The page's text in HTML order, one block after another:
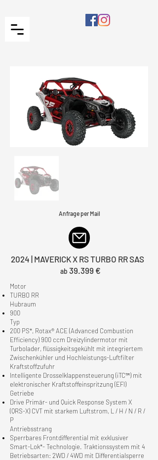
Anfrage per Mail
2024 | MAVERICK X RS TURBO RR SAS
ab 39.399 €
Motor
TURBO RR
Hubraum
900
Typ
200 PS*, Rotax® ACE (Advanced Combustion
Efficiency) 900 ccm Dreizylindermotor mit
Turbolader, flüssigkeitsgekühlt mit integriertem
Zwischenkühler und Hochleistungs-Luftfilter
Kraftstoffzufuhr
Intelligente Drosselklappensteuerung (iTC™) mit
elektronischer Kraftstoffeinspritzung (EFI)
Getriebe
Drive Primär- und Quick Response System X
(QRS-X) CVT mit starkem Luftstrom, L / H / N / R /
P
Antriebsstrang
Sperrbares Frontdifferential mit exklusiver
Smart-Lok*- Technologie. Traktionssystem mit 4
Betriebsarten: 2WD / 4WD mit Differentialsperre